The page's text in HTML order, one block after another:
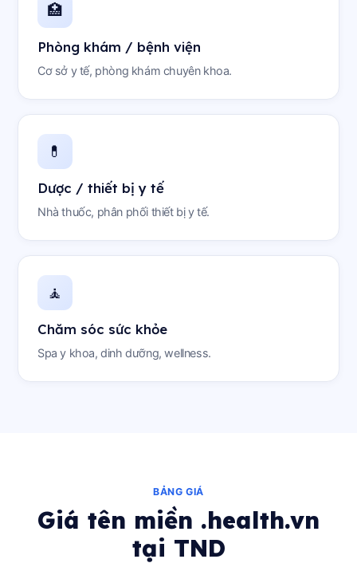
🏥
Phòng khám / bệnh viện
Cơ sở y tế, phòng khám chuyên khoa.
💊
Dược / thiết bị y tế
Nhà thuốc, phân phối thiết bị y tế.
🧘
Chăm sóc sức khỏe
Spa y khoa, dinh dưỡng, wellness.
BẢNG GIÁ
Giá tên miền .health.vn
tại TND